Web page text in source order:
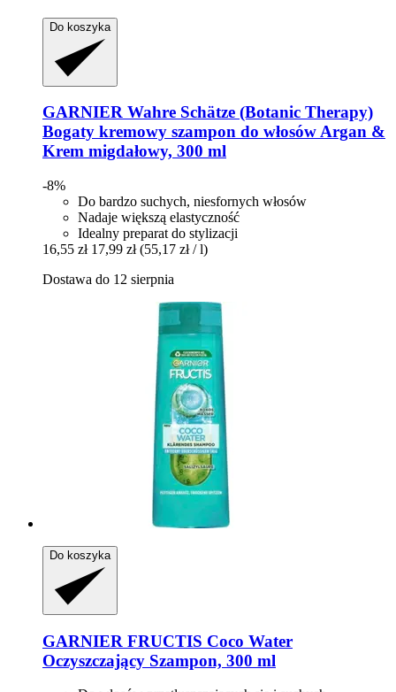
Do koszyka
GARNIER Wahre Schätze (Botanic Therapy)
Bogaty kremowy szampon do włosów Argan &
Krem migdałowy, 300 ml
-8%
Do bardzo suchych, niesfornych włosów
Nadaje większą elastyczność
Idealny preparat do stylizacji
16,55 zł 17,99 zł (55,17 zł / l)
Dostawa do 12 sierpnia
Do koszyka
GARNIER FRUCTIS Coco Water
Oczyszczający Szampon, 300 ml